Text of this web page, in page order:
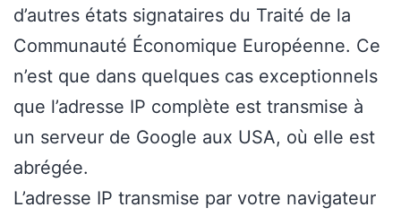
d’autres états signataires du Traité de la
Communauté Économique Européenne. Ce
n’est que dans quelques cas exceptionnels
que l’adresse IP complète est transmise à
un serveur de Google aux USA, où elle est
abrégée.
L’adresse IP transmise par votre navigateur